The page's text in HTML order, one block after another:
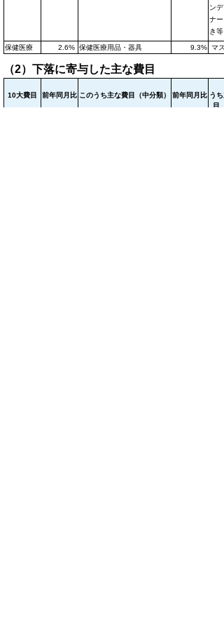
ンデ
ナー
き等
保健医療 2.6% 保健医療用品・器具 9.3% マ
（2）下落に寄与した主な費目
10大費目 前年同月比 このうち主な費目（中分類） 前年同月比 うち